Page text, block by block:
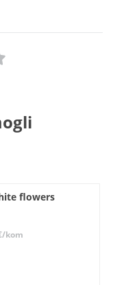
flowers
kom